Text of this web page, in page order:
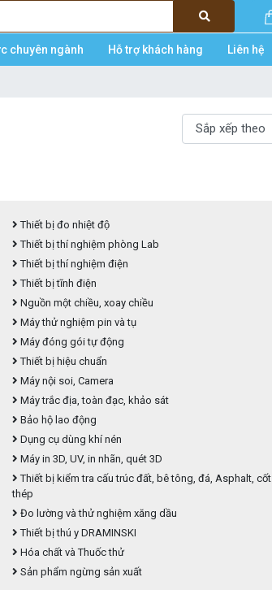
chuyên ngành Hỗ trợ khách hàng Liên hệ
Thiết bị đo nhiệt độ
Thiết bị thí nghiệm phòng Lab
Thiết bị thí nghiệm điện
Thiết bị tĩnh điện
Nguồn một chiều, xoay chiều
Máy thử nghiệm pin và tụ
Máy đóng gói tự động
Thiết bị hiệu chuẩn
Máy nội soi, Camera
Máy trắc địa, toàn đạc, khảo sát
Bảo hộ lao động
Dụng cụ dùng khí nén
Máy in 3D, UV, in nhãn, quét 3D
Thiết bị kiểm tra cấu trúc đất, bê tông, đá, Asphalt, cốt
thép
Đo lường và thử nghiệm xăng dầu
Thiết bị thú y DRAMINSKI
Hóa chất và Thuốc thử
Sản phẩm ngừng sản xuất